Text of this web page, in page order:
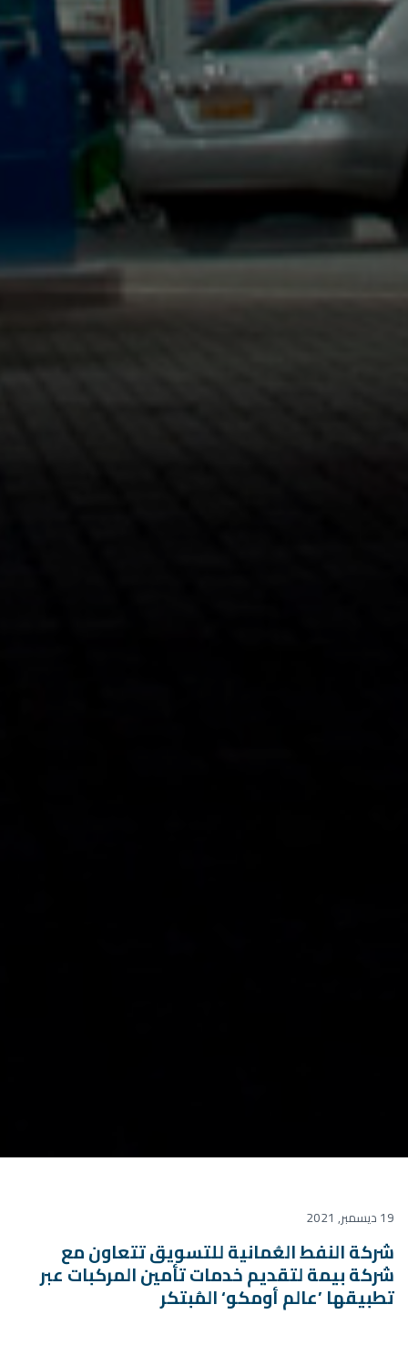
19 ديسمبر, 2021
شركة النفط العُمانية للتسويق تتعاون مع
شركة بيمة لتقديم خدمات تأمين المركبات عبر
تطبيقها ’عالم أومكو‘ المُبتكر